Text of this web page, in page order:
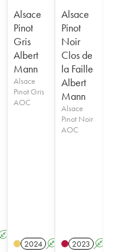
Alsace
Pinot
Gris
Albert
Mann
Alsace
Pinot Gris
AOC
2024 A
Alsace
Pinot
Noir
Clos de
la Faille
Albert
Mann
Alsace
Pinot Noir
AOC
2023 A